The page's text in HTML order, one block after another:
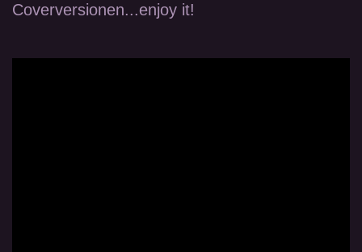
Coverversionen...enjoy it!